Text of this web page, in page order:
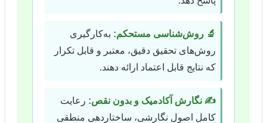
🔬 روش‌شناسی مستحکم: به‌کارگیری
روش‌های تحقیق دقیق، معتبر و قابل تکرار
که نتایج قابل اعتماد ارائه دهند.
✍️ نگارش آکادمیک و بدون نقص: رعایت
کامل اصول نگارشی، ساختاردهی منطقی